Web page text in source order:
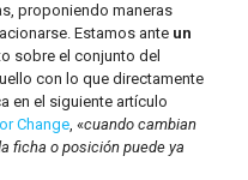
proponiendo maneras
Estamos ante un
sobre el conjunto del
con lo que directamente
en el siguiente artículo
Change, «cuando cambian
ficha o posición puede ya